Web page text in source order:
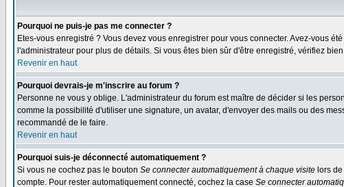
Pourquoi ne puis-je pas me connecter ?
Etes-vous enregistré ? Vous devez vous enregistrer pour vous connecter. Avez-vous
l'administrateur pour plus de détails. Si vous êtes bien sûr d'être enregistré, vérifiez
Revenir en haut
Pourquoi devrais-je m'inscrire au forum ?
Personne ne vous y oblige. L'administrateur du forum est maître de décider si les
comme la possibilité d'utiliser une signature, un avatar, d'envoyer des mails ou des
recommandé de le faire.
Revenir en haut
Pourquoi suis-je déconnecté automatiquement ?
Si vous ne cochez pas le bouton Se connecter automatiquement à chaque visite lors
compte. Pour rester automatiquement connecté, cochez la case Se connecter